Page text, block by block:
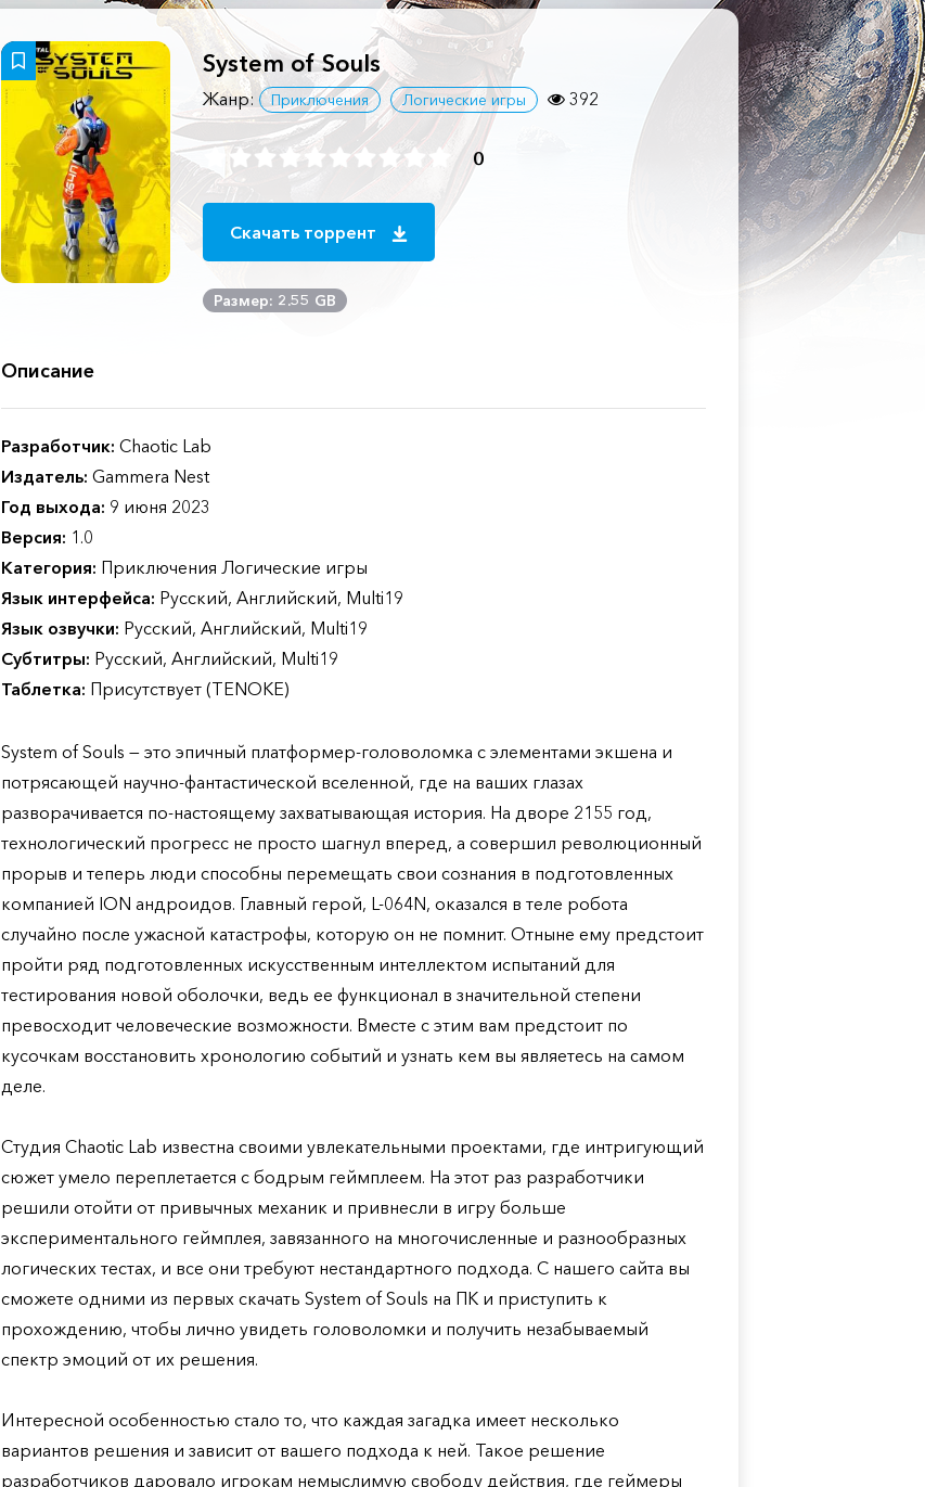
System of Souls
Жанр: Приключения Логические игры 392
0
Скачать торрент
Размер: 2.55 GB
Описание
Разработчик: Chaotic Lab
Издатель: Gammera Nest
Год выхода: 9 июня 2023
Версия: 1.0
Категория: Приключения Логические игры
Язык интерфейса: Русский, Английский, Multi19
Язык озвучки: Русский, Английский, Multi19
Субтитры: Русский, Английский, Multi19
Таблетка: Присутствует (TENOKE)
System of Souls — это эпичный платформер-головоломка с элементами экшена и
потрясающей научно-фантастической вселенной, где на ваших глазах
разворачивается по-настоящему захватывающая история. На дворе 2155 год,
технологический прогресс не просто шагнул вперед, а совершил революционный
прорыв и теперь люди способны перемещать свои сознания в подготовленных
компанией ION андроидов. Главный герой, L-064N, оказался в теле робота
случайно после ужасной катастрофы, которую он не помнит. Отныне ему предстоит
пройти ряд подготовленных искусственным интеллектом испытаний для
тестирования новой оболочки, ведь ее функционал в значительной степени
превосходит человеческие возможности. Вместе с этим вам предстоит по
кусочкам восстановить хронологию событий и узнать кем вы являетесь на самом
деле.
Студия Chaotic Lab известна своими увлекательными проектами, где интригующий
сюжет умело переплетается с бодрым геймплеем. На этот раз разработчики
решили отойти от привычных механик и привнесли в игру больше
экспериментального геймплея, завязанного на многочисленные и разнообразных
логических тестах, и все они требуют нестандартного подхода. С нашего сайта вы
сможете одними из первых скачать System of Souls на ПК и приступить к
прохождению, чтобы лично увидеть головоломки и получить незабываемый
спектр эмоций от их решения.
Интересной особенностью стало то, что каждая загадка имеет несколько
вариантов решения и зависит от вашего подхода к ней. Такое решение
разработчиков даровало игрокам немыслимую свободу действия, где геймеры